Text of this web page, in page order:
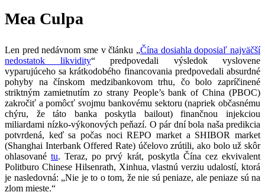
Mea Culpa
Len pred nedávnom sme v článku „Čína dosiahla doposiaľ najväčší
nedostatok likvidity“ predpovedali výsledok vyslovene
vyparujúceho sa krátkodobého financovania predpovedali absurdné
pohyby na čínskom medzibankovom trhu, čo bolo zapríčinené
striktným zamietnutím zo strany People’s bank of China (PBOC)
zakročiť a pomôcť svojmu bankovému sektoru (napriek občasnému
chýru, že táto banka poskytla bailout) finančnou injekciou
miliardami nízko-výkonových peňazí. O pár dní bola naša predikcia
potvrdená, keď sa počas noci REPO market a SHIBOR market
(Shanghai Interbank Offered Rate) účelovo zrútili, ako bolo už skôr
ohlasovanétu. Teraz, po prvý krát, poskytla Čína cez ekvivalent
Politburo Chinese Hilsenrath, Xinhua, vlastnú verziu udalostí, ktorá
je nasledovná: „Nie je to o tom, že nie sú peniaze, ale peniaze sú na
zlom mieste.“